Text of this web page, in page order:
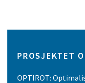
PROSJEKTET
OPTIROT: